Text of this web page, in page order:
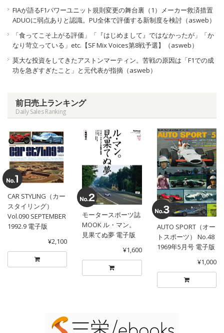
FIAが語るF1パワーユニット規則変更の舞台裏（1）メーカー救済措置
ADUOに弱点ありと認識。PU全体で評価する新制度を検討（asweb）
「食ってこそ上がる評価」「『はじめまして』ではなかったが」「か
なり苛立っている」etc.【SF Mix Voices第8戦予選】（asweb）
莫大な投資をしてきたアストンマーティン。苦戦の原因は「F1での成
功を急ぎすぎたこと」と元代表が指摘（asweb）
前日売上ランキング
Daily Sales Ranking
CAR STYLING（カー
スタイリング）
Vol.090 SEPTEMBER
1992.9 電子版
¥2,100
モータースポーツ誌
MOOK ル・マン。
見果てぬ夢 電子版
¥1,600
AUTO SPORT（オー
トスポーツ） No.48
1969年5月号 電子版
¥1,000